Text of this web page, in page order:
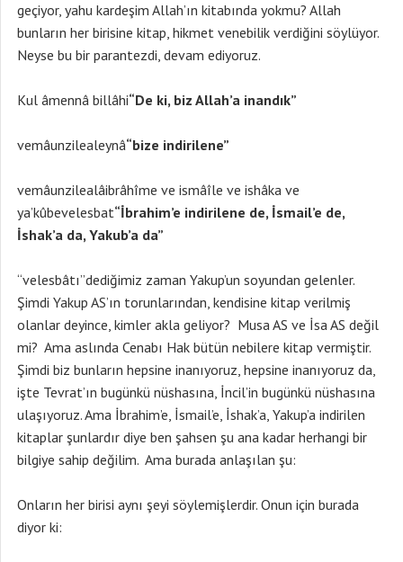
geçiyor, yahu kardeşim Allah’ın kitabında yokmu? Allah
bunların her birisine kitap, hikmet venebilik verdiğini söylüyor.
Neyse bu bir parantezdi, devam ediyoruz.
Kul âmennâ billâhi“De ki, biz Allah’a inandık”
vemâunzilealeynâ“bize indirilene”
vemâunzilealâibrâhîme ve ismâîle ve ishâka ve
ya’kûbevelesbat“İbrahim’e indirilene de, İsmail’e de,
İshak’a da, Yakub’a da”
“velesbâtı”dediğimiz zaman Yakup’un soyundan gelenler.
Şimdi Yakup AS’ın torunlarından, kendisine kitap verilmiş
olanlar deyince, kimler akla geliyor? Musa AS ve İsa AS değil
mi? Ama aslında Cenabı Hak bütün nebilere kitap vermiştir.
Şimdi biz bunların hepsine inanıyoruz, hepsine inanıyoruz da,
işte Tevrat’ın bugünkü nüshasına, İncil’in bugünkü nüshasına
ulaşıyoruz. Ama İbrahim’e, İsmail’e, İshak’a, Yakup’a indirilen
kitaplar şunlardır diye ben şahsen şu ana kadar herhangi bir
bilgiye sahip değilim. Ama burada anlaşılan şu:
Onların her birisi aynı şeyi söylemişlerdir. Onun için burada
diyor ki: